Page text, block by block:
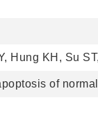
Hung KH, Su
of